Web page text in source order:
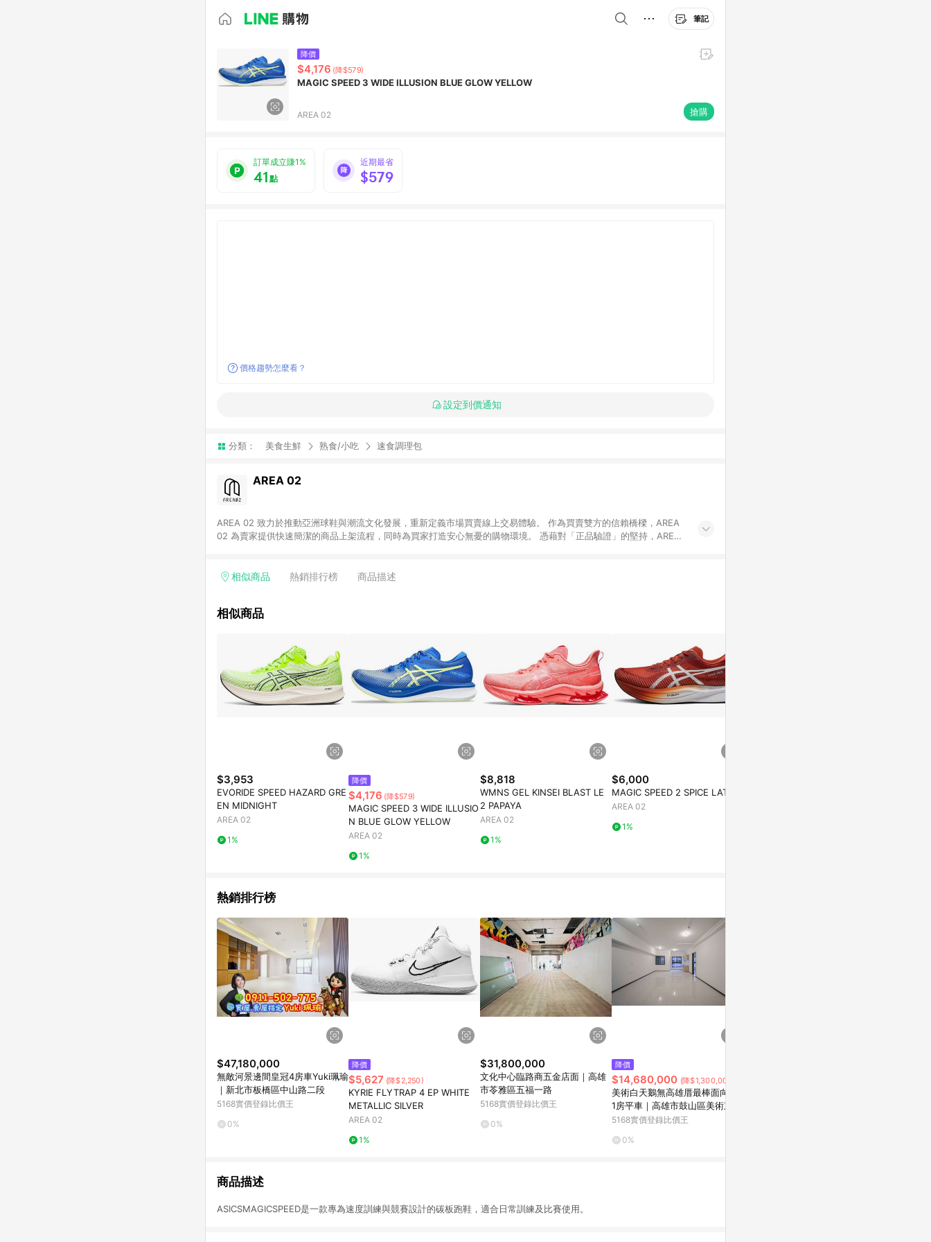
筆記
降價
$4,176 (降$579)
MAGIC SPEED 3 WIDE ILLUSION BLUE GLOW YELLOW
AREA 02 搶購
訂單成立賺1%
41點
近期最省
$579
價格趨勢怎麼看？
設定到價通知
分類： 美食生鮮 熟食/小吃 速食調理包
AREA 02
AREA 02 致力於推動亞洲球鞋與潮流文化發展，重新定義市場買賣線上交易體驗。 作為買賣雙方的信賴橋樑，AREA
02 為賣家提供快速簡潔的商品上架流程，同時為買家打造安心無憂的購物環境。 憑藉對「正品驗證」的堅持，AREA
相似商品 熱銷排行榜 商品描述
相似商品
$3,953
EVORIDE SPEED HAZARD GRE
EN MIDNIGHT
AREA 02
1%
降價
$4,176 (降$579)
MAGIC SPEED 3 WIDE ILLUSIO
N BLUE GLOW YELLOW
AREA 02
1%
$8,818
WMNS GEL KINSEI BLAST LE
2 PAPAYA
AREA 02
1%
$6,000
MAGIC SPEED 2 SPICE LATTE
AREA 02
1%
熱銷排行榜
$47,180,000
無敵河景邊間皇冠4房車Yuki珮瑜
｜新北市板橋區中山路二段
5168實價登錄比價王
0%
降價
$5,627 (降$2,250)
KYRIE FLYTRAP 4 EP WHITE
METALLIC SILVER
AREA 02
1%
$31,800,000
文化中心臨路商五金店面｜高雄
市苓雅區五福一路
5168實價登錄比價王
0%
降價
$14,680,000 (降$1,300,000)
美術白天鵝無高雄厝最棒面向2+
1房平車｜高雄市鼓山區美術東四
路
5168實價登錄比價王
0%
商品描述
ASICSMAGICSPEED是一款專為速度訓練與競賽設計的碳板跑鞋，適合日常訓練及比賽使用。​